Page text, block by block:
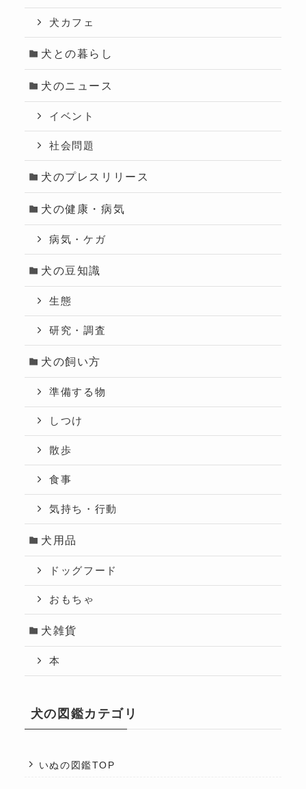
犬カフェ
犬との暮らし
犬のニュース
イベント
社会問題
犬のプレスリリース
犬の健康・病気
病気・ケガ
犬の豆知識
生態
研究・調査
犬の飼い方
準備する物
しつけ
散歩
食事
気持ち・行動
犬用品
ドッグフード
おもちゃ
犬雑貨
本
犬の図鑑カテゴリ
いぬの図鑑TOP